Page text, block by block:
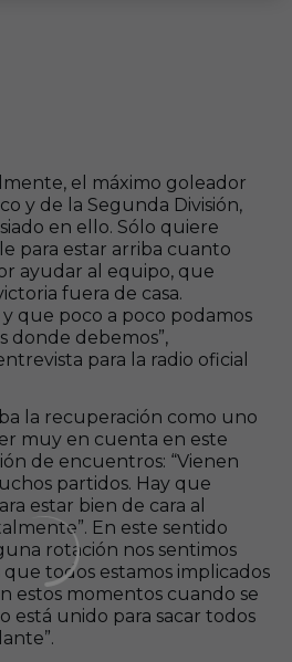
el máximo goleador
y de la Segunda División,
en ello. Sólo quiere
para estar arriba cuanto
ayudar al equipo, que
fuera de casa.
que poco a poco podamos
donde debemos”,
para la radio oficial
la recuperación como uno
muy en cuenta en este
de encuentros: “Vienen
partidos. Hay que
estar bien de cara al
En este sentido
rotación nos sentimos
que todos estamos implicados
estos momentos cuando se
está unido para sacar todos